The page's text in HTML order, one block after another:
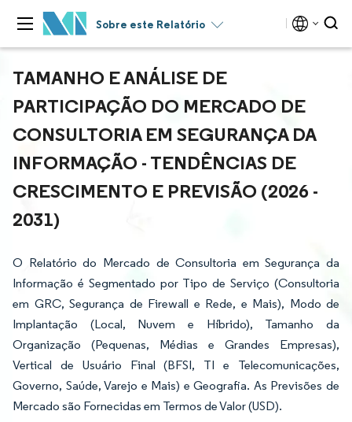
Sobre este Relatório
TAMANHO E ANÁLISE DE
PARTICIPAÇÃO DO MERCADO DE
CONSULTORIA EM SEGURANÇA DA
INFORMAÇÃO - TENDÊNCIAS DE
CRESCIMENTO E PREVISÃO (2026 -
2031)
O Relatório do Mercado de Consultoria em Segurança da
Informação é Segmentado por Tipo de Serviço (Consultoria
em GRC, Segurança de Firewall e Rede, e Mais), Modo de
Implantação (Local, Nuvem e Híbrido), Tamanho da
Organização (Pequenas, Médias e Grandes Empresas),
Vertical de Usuário Final (BFSI, TI e Telecomunicações,
Governo, Saúde, Varejo e Mais) e Geografia. As Previsões de
Mercado são Fornecidas em Termos de Valor (USD).